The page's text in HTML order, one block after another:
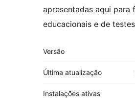
apresentadas aqui para
educacionais e de
Meta
Versão
Última atualização
Instalações ativas